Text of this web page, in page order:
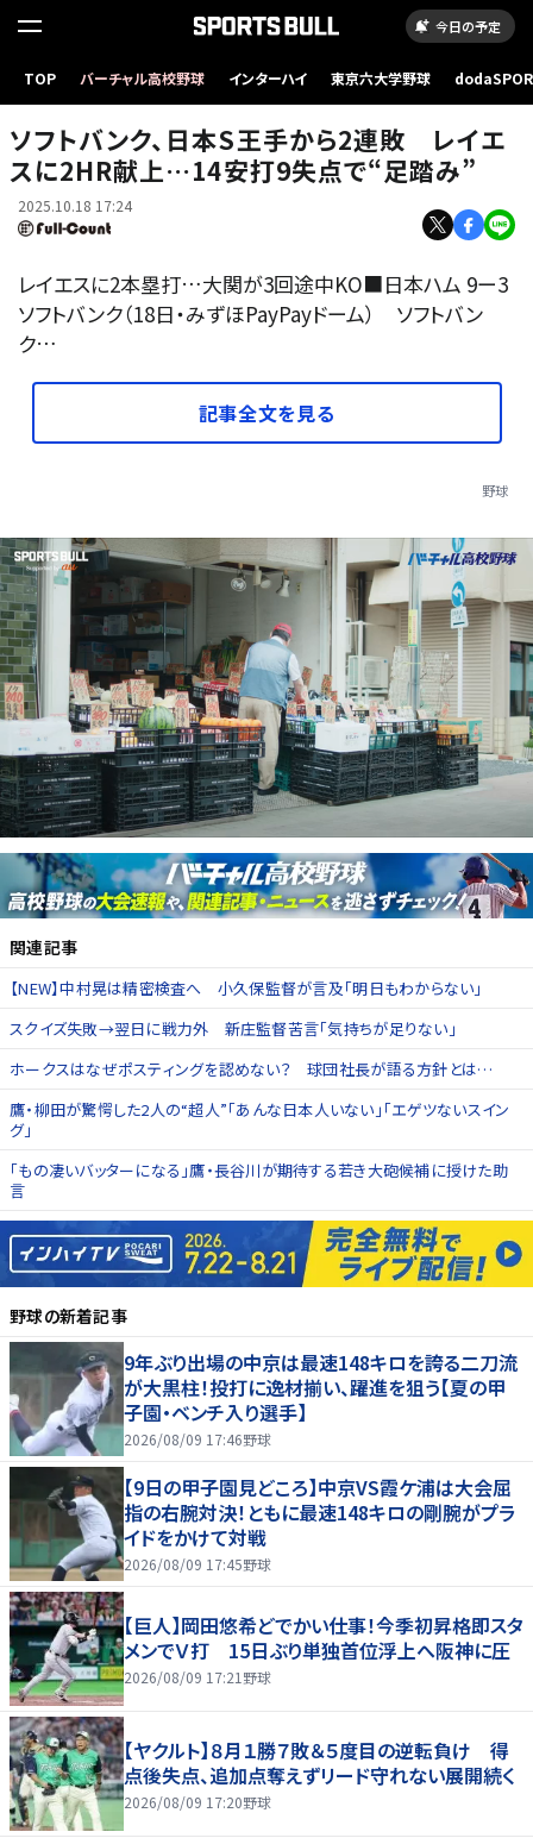
今日の予定
TOP バーチャル高校野球 インターハイ 東京六大学野球
日本ハム戦で指揮を執ったソフトバンク・小久保裕紀監督【写真：加治屋友輝】
ソフトバンク、日本S王手から2連敗 レイエ
スに2HR献上…14安打9失点で“足踏み”
2025.10.18 17:24
レイエスに2本塁打…大関が3回途中KO■日本ハム 9ー3
ソフトバンク（18日・みずほPayPayドーム） ソフトバン
ク…
記事全文を見る
野球
関連記事
【NEW】中村晃は精密検査へ 小久保監督が言及「明日もわからない」
スクイズ失敗→翌日に戦力外 新庄監督苦言「気持ちが足りない」
ホークスはなぜポスティングを認めない？ 球団社長が語る方針とは…
鷹・柳田が驚愕した2人の“超人”「あんな日本人いない」「エゲツないスイン
グ」
「もの凄いバッターになる」鷹・長谷川が期待する若き大砲候補に授けた助
言
野球の新着記事
9年ぶり出場の中京は最速148キロを誇る二刀流
が大黒柱！投打に逸材揃い、躍進を狙う【夏の甲
子園・ベンチ入り選手】
2026/08/09 17:46野球
【9日の甲子園見どころ】中京VS霞ケ浦は大会屈
指の右腕対決！ともに最速148キロの剛腕がプラ
イドをかけて対戦
2026/08/09 17:45野球
【巨人】岡田悠希どでかい仕事！今季初昇格即スタ
メンでＶ打 15日ぶり単独首位浮上へ阪神に圧
2026/08/09 17:21 野球
【ヤクルト】８月１勝７敗＆５度目の逆転負け 得
点後失点、追加点奪えずリード守れない展開続く
2026/08/09 17:20野球